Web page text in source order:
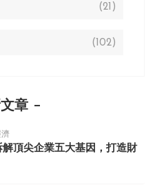
(21)
(102)
章
濟
頂尖企業五大基因，打造財